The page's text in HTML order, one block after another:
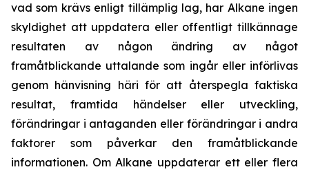
vad som krävs enligt tillämplig lag, har Alkane ingen
skyldighet att uppdatera eller offentligt tillkännage
resultaten av någon ändring av något
framåtblickande uttalande som ingår eller införlivas
genom hänvisning häri för att återspegla faktiska
resultat, framtida händelser eller utveckling,
förändringar i antaganden eller förändringar i andra
faktorer som påverkar den framåtblickande
informationen. Om Alkane uppdaterar ett eller flera